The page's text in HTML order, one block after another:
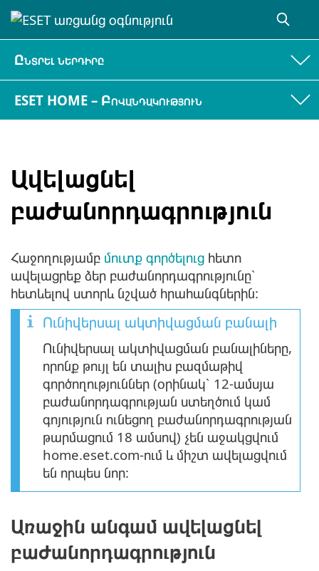
Ընտրել ներդիրը
ESET HOME – Բովանդակություն
Ավելացնել
բաժանորդագրություն
Հաջողությամբ մուտք գործելուց հետո
ավելացրեք ձեր բաժանորդագրությունը՝
հետևելով ստորև նշված հրահանգներին:
Ունիվերսալ ակտիվացման բանալի
Ունիվերսալ ակտիվացման բանալիները,
որոնք թույլ են տալիս բազմաթիվ
գործողություններ (օրինակ՝ 12-ամսյա
բաժանորդագրության ստեղծում կամ
գոյություն ունեցող բաժանորդագրության
թարմացում 18 ամսով) չեն աջակցվում
home.eset.com-ում և միշտ ավելացվում
են որպես նոր:
Առաջին անգամ ավելացնել
բաժանորդագրություն